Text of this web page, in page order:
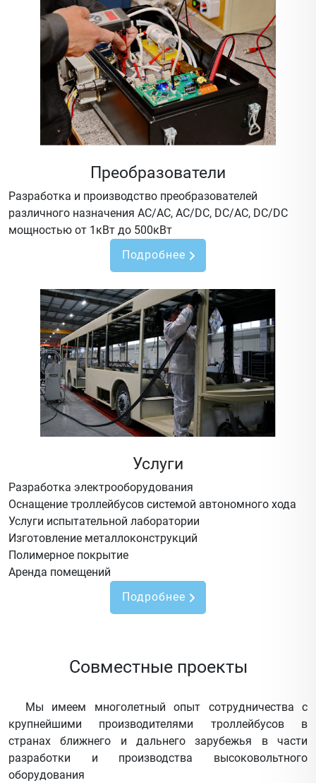
Преобразователи
Разработка и производство преобразователей
различного назначения AC/AC, AC/DC, DC/AC, DC/DC
мощностью от 1кВт до 500кВт
Подробнее
Услуги
Разработка электрооборудования
Оснащение троллейбусов системой автономного хода
Услуги испытательной лаборатории
Изготовление металлоконструкций
Полимерное покрытие
Аренда помещений
Подробнее
Совместные проекты
Мы имеем многолетный опыт сотрудничества с
крупнейшими производителями троллейбусов в
странах ближнего и дальнего зарубежья в части
разработки и производства высоковольтного
оборудования